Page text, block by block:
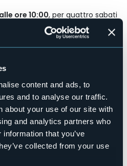
content and ads, to
and to analyse our traffic.
about your use of our site with
and analytics partners who
that you’ve
collected from your use
ore 10:00, per quattro sabati
spazio alla poesia con
conviviali da letture di brani
e nazionali, anche grazie ai
intervenire liberamente
temi, suggestioni, idee,
appreso. Lo spazio raccolto
in sintonia con il flusso
e risuonare per la
L’invito è aperto a tutti,
date: